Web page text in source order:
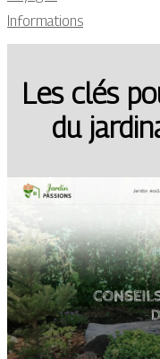
Informations
Les clés
du